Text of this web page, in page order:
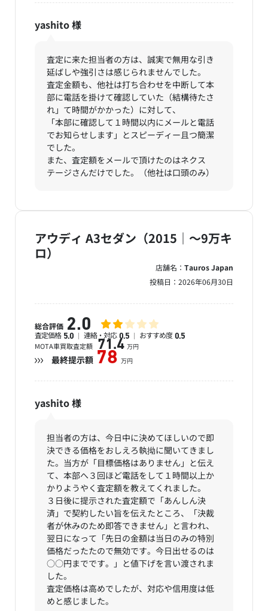
yashito様
査定に来た担当者の方は、誠実で無用な引き
延ばしや強引さは感じられませんでした。
査定金額も、他社は打ち合わせを中断して本
部に電話を掛けて確認していた（結構待たさ
れ」て時間がかかった）に対して、
「本部に確認して１時間以内にメールと電話
でお知らせします」とスピーディー且つ簡潔
でした。
また、査定額をメールで頂けたのはネクス
テージさんだけでした。（他社は口頭のみ）
アウディ A3セダン（2015｜～9万キ
ロ）
店舗名： Tauros Japan
投稿日： 2026年06月30日
総合評価 2.0
査定価格 5.0 連絡・対応 0.5 おすすめ度 0.5
MOTA車買取査定額 71.4 万円
最終提示額 78 万円
yashito様
担当者の方は、今日中に決めてほしいので即
決できる価格をおしえろ執拗に聞いてきまし
た。当方が「目標価格はありません」と伝え
て、本部へ３回ほど電話をして１時間以上か
かりようやく査定額を教えてくれました。
３日後に提示された査定額で「あんしん決
済」で契約したい旨を伝えたところ、「決裁
者が休みのため即答できません」と言われ、
翌日になって「先日の金額は当日のみの特別
価格だったたので無効です。今日出せるのは
○○円までです。」と値下げを言い渡されま
した。
査定価格は高めでしたが、対応や信用度は低
めと感じました。